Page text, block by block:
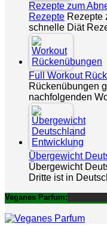
Rezepte zum
Rezepte Rezepte
schnelle Diät
Full Workout
Rückenübungen
nachfolgenden
Übergewicht
Übergewicht
Dritte ist in
Veganes Parfum: